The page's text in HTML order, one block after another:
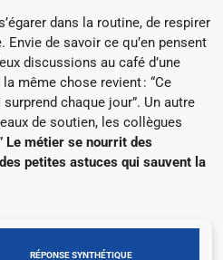
dans la routine, de respirer
Envie de savoir ce qu’en pensent
discussions au café d’une
même chose revient : “Ce
chaque jour”. Un autre
de soutien, les collègues
Le métier se nourrit des
petites astuces qui sauvent la
RÉPONSE SYNTHÉTIQUE